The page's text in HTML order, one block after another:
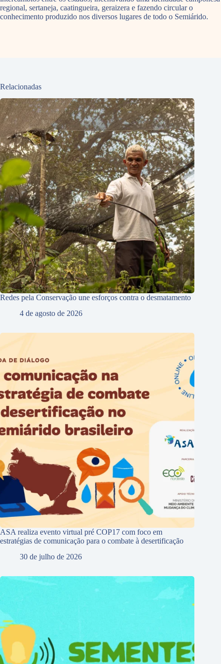
regional, sertaneja, caatingueira, geraizera e fazendo circular o
conhecimento produzido nos diversos lugares de todo o Semiárido.
Relacionadas
Redes pela Conservação une esforços contra o desmatamento
4 de agosto de 2026
ASA realiza evento virtual pré COP17 com foco em
estratégias de comunicação para o combate à desertificação
30 de julho de 2026